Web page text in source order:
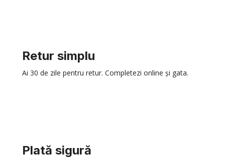
Retur simplu
Ai 30 de zile pentru retur. Completezi online și gata.
Plată sigură